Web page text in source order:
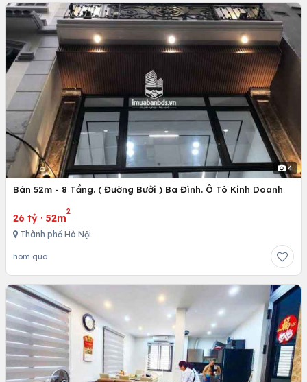
4
Bán 52m - 8 Tầng. ( Đường Bưởi ) Ba Đình. Ô Tô Kinh Doanh
26 tỷ · 52m
2
Thành phố Hà Nội
hôm qua